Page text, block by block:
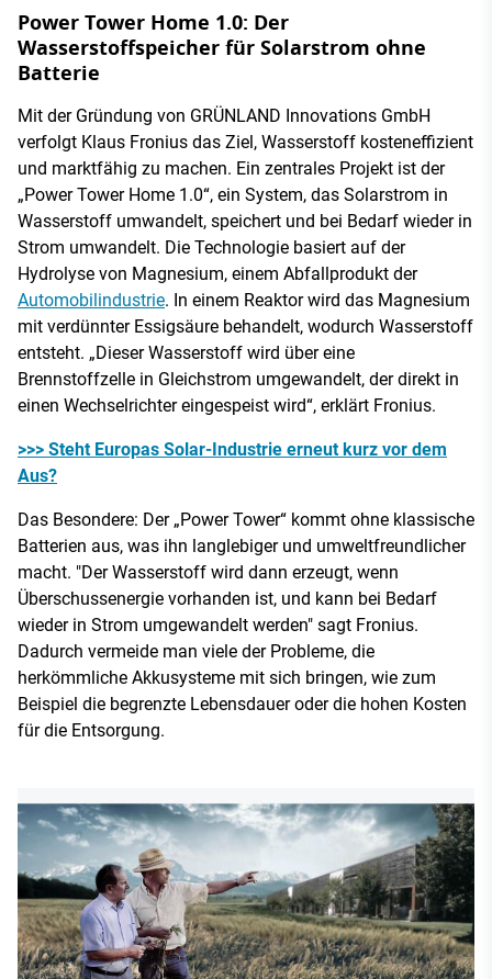
Power Tower Home 1.0: Der
Wasserstoffspeicher für Solarstrom ohne
Batterie
Mit der Gründung von GRÜNLAND Innovations GmbH
verfolgt Klaus Fronius das Ziel, Wasserstoff kosteneffizient
und marktfähig zu machen. Ein zentrales Projekt ist der
„Power Tower Home 1.0“, ein System, das Solarstrom in
Wasserstoff umwandelt, speichert und bei Bedarf wieder in
Strom umwandelt. Die Technologie basiert auf der
Hydrolyse von Magnesium, einem Abfallprodukt der
Automobilindustrie. In einem Reaktor wird das Magnesium
mit verdünnter Essigsäure behandelt, wodurch Wasserstoff
entsteht. „Dieser Wasserstoff wird über eine
Brennstoffzelle in Gleichstrom umgewandelt, der direkt in
einen Wechselrichter eingespeist wird“, erklärt Fronius.
>>> Steht Europas Solar-Industrie erneut kurz vor dem
Aus?
Das Besondere: Der „Power Tower“ kommt ohne klassische
Batterien aus, was ihn langlebiger und umweltfreundlicher
macht. "Der Wasserstoff wird dann erzeugt, wenn
Überschussenergie vorhanden ist, und kann bei Bedarf
wieder in Strom umgewandelt werden" sagt Fronius.
Dadurch vermeide man viele der Probleme, die
herkömmliche Akkusysteme mit sich bringen, wie zum
Beispiel die begrenzte Lebensdauer oder die hohen Kosten
für die Entsorgung.